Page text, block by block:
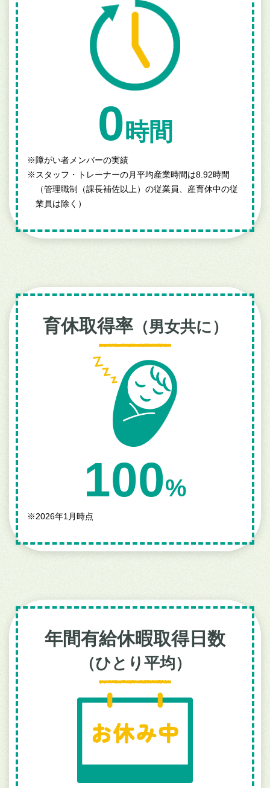
0時間
※ 障がい者メンバーの実績
※ スタッフ・トレーナーの月平均産業時間は8.92時間
（管理職制（課長補佐以上）の従業員、産育休中の従
業員は除く）
育休取得率（男女共に）
100%
※ 2026年1月時点
年間有給休暇取得日数
（ひとり平均）